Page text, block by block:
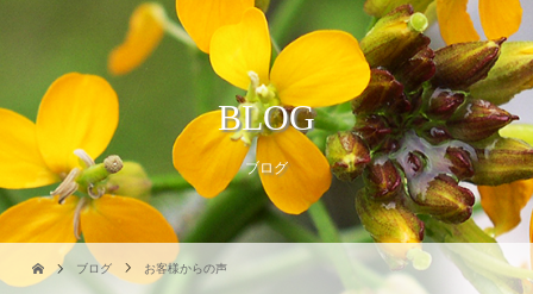
BLOG
ブログ
ブログ お客様からの声